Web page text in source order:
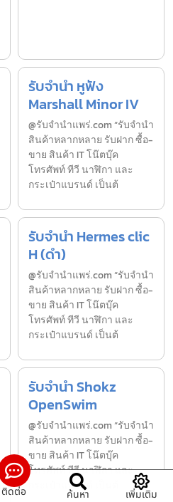
รับจำนำ หูฟัง
Marshall Minor IV
@รับจำนำแพร่.com “รับจำนำ
สินค้าหลากหลาย รับฝาก ซื้อ-
ขาย สินค้า IT โน๊ตบุ๊ค
โทรศัพท์ ทีวี นาฬิกา และ
กระเป๋าแบรนด์ เป็นต้
รับจำนำ Hermes clic
H (ดำ)
@รับจำนำแพร่.com “รับจำนำ
สินค้าหลากหลาย รับฝาก ซื้อ-
ขาย สินค้า IT โน๊ตบุ๊ค
โทรศัพท์ ทีวี นาฬิกา และ
กระเป๋าแบรนด์ เป็นต้
รับจำนำ Shokz
OpenSwim
@รับจำนำแพร่.com “รับจำนำ
สินค้าหลากหลาย รับฝาก ซื้อ-
ขาย สินค้า IT โน๊ตบุ๊ค
โทรศัพท์ ทีวี นาฬิกา และ
กระเป๋าแบรนด์ เป็นต้
ติดต่อ ค้นหา เพิ่มเติม